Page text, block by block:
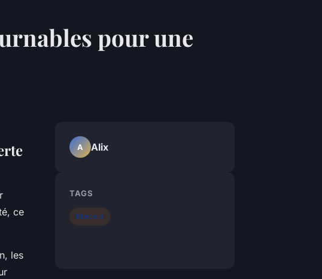
pour une
ce
les
A Alix
TAGS
Minceur